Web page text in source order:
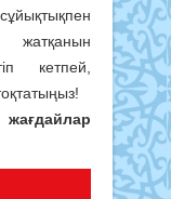
жатқанын
кетпей,